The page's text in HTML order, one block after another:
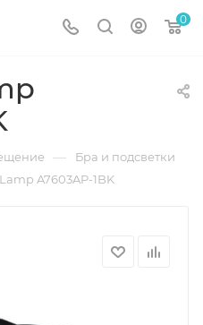
0
— Бра и подсветки
A7603AP-1BK